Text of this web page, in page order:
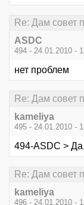
Re: Дам совет
ASDC
494 - 24.01.2010 -
нет проблем
Re: Дам совет
kameliya
495 - 24.01.2010 -
494-ASDC >
Re: Дам совет
kameliya
496 - 24.01.2010 -